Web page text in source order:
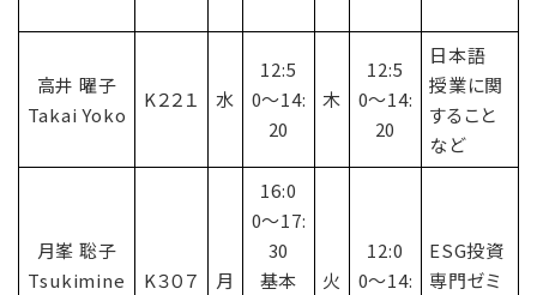
高井 曜子
Takai Yoko
K２２１ 水
12:5
0〜14:
20
木
12:5
0〜14:
20
日本語
授業に関
すること
など
月峯 聡子
Tsukimine
K３０７ 月
16:0
0〜17:
30
基本
火
12:0
0〜14:
ESG投資
専門ゼミ